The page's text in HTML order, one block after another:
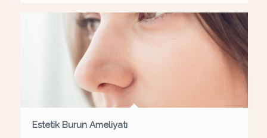
Estetik Burun Ameliyatı